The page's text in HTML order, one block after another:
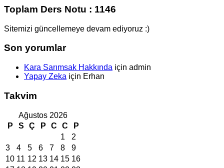
Toplam Ders Notu : 1146
Sitemizi güncellemeye devam ediyoruz :)
Son yorumlar
Kara Sarımsak Hakkında için admin
Yapay Zeka için Erhan
Takvim
Ağustos 2026
P
S Ç P C C
P
1
2
3
4 5 6 7 8
9
10 11 12 13 14 15 16